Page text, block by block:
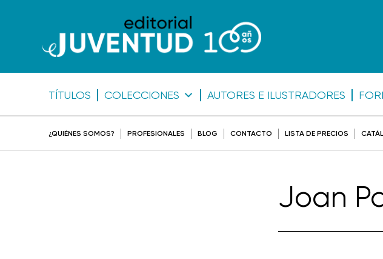
TÍTULOS COLECCIONES AUTORES E ILUSTRADORES
¿QUIÉNES SOMOS? PROFESIONALES BLOG CONTACTO LISTA DE PRECIOS
Joan